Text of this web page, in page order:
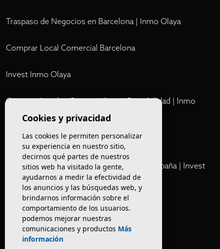
Traspaso de Negocios en Barcelona | Inmo Olaya
Comprar Local Comercial Barcelona
Invest Inmo Olaya
Comprar Locales Comerciales en Rentabilidad | Inmo
Cartera Privada de Activos Hoteleros en España | Invest
Inmo Olaya
Venta de edificios
Comprar restaurante en Barcelona
Cookies y privacidad
Las cookies le permiten personalizar
su experiencia en nuestro sitio,
decirnos qué partes de nuestros
sitios web ha visitado la gente,
ayudarnos a medir la efectividad de
los anuncios y las búsquedas web, y
brindarnos información sobre el
comportamiento de los usuarios.
podemos mejorar nuestras
comunicaciones y productos Más
información